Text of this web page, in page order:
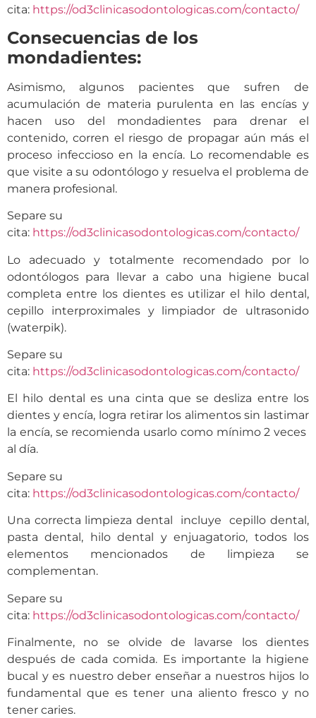
cita: https://od3clinicasodontologicas.com/contacto/
Consecuencias de los
mondadientes:
Asimismo, algunos pacientes que sufren de
acumulación de materia purulenta en las encías y
hacen uso del mondadientes para drenar el
contenido, corren el riesgo de propagar aún más el
proceso infeccioso en la encía. Lo recomendable es
que visite a su odontólogo y resuelva el problema de
manera profesional.
Separe su
cita: https://od3clinicasodontologicas.com/contacto/
Lo adecuado y totalmente recomendado por lo
odontólogos para llevar a cabo una higiene bucal
completa entre los dientes es utilizar el hilo dental,
cepillo interproximales y limpiador de ultrasonido
(waterpik).
Separe su
cita: https://od3clinicasodontologicas.com/contacto/
El hilo dental es una cinta que se desliza entre los
dientes y encía, logra retirar los alimentos sin lastimar
la encía, se recomienda usarlo como mínimo 2 veces
al día.
Separe su
cita: https://od3clinicasodontologicas.com/contacto/
Una correcta limpieza dental incluye cepillo dental,
pasta dental, hilo dental y enjuagatorio, todos los
elementos mencionados de limpieza se
complementan.
Separe su
cita: https://od3clinicasodontologicas.com/contacto/
Finalmente, no se olvide de lavarse los dientes
después de cada comida. Es importante la higiene
bucal y es nuestro deber enseñar a nuestros hijos lo
fundamental que es tener una aliento fresco y no
tener caries.